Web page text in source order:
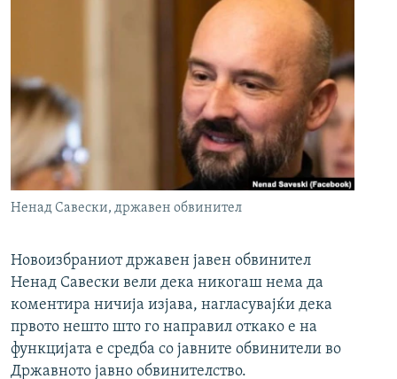
Ненад Савески, државен обвинител
Новоизбраниот државен јавен обвинител
Ненад Савески вели дека никогаш нема да
коментира ничија изјава, нагласувајќи дека
првото нешто што го направил откако е на
функцијата е средба со јавните обвинители во
Државното јавно обвинителство.